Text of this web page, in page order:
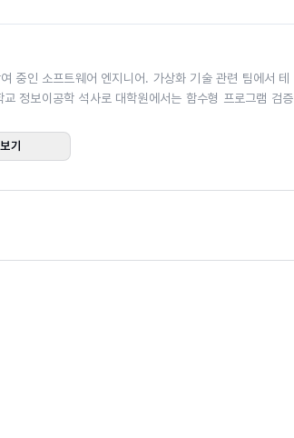
계를 깊이 있게 탐구하기에는 충분합니다. 나아
스템을 더욱 선명하게 들여다보고자 하는 시스템
한 길잡이가 되어 드릴 것입니다. 끊임없이 변화하
여러분 곁에서 오랫동안 함께할 수 있는 한 권이
의 세계로 여러분을 정중히 초대합니다.
고 있습니다. 그 시절 취미는 glibc의 소스 코드를 읽는
습니다. 쓰쿠바대학교 정보학군 정보과학류를 조기 졸
로그래밍(Competitive programming)을 했으며 ICPC
세계 대회에 두 차례 출전했습니다.
중인 소프트웨어 엔지니어. 가상화 기술 관련 팀에서 테
정보이공학 석사로 대학원에서는 함수형 프로그램 검증
파일러를 만들거나 C++의 constexpr로 컴파일 시점 C
그램의 정당성 증명 기술이나 프로그램을 격리하는 기술
관심이 있습니다.
기